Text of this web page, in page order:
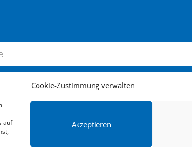
Cookie-Zustimmung verwalten
auf
Akzeptieren
zum Newsletter